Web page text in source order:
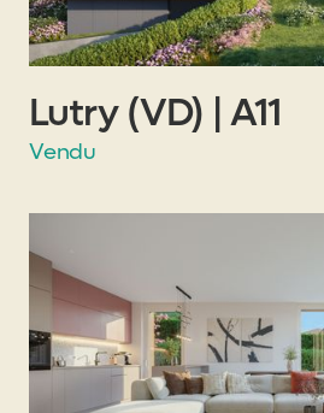
Lutry (VD) | A11
Vendu